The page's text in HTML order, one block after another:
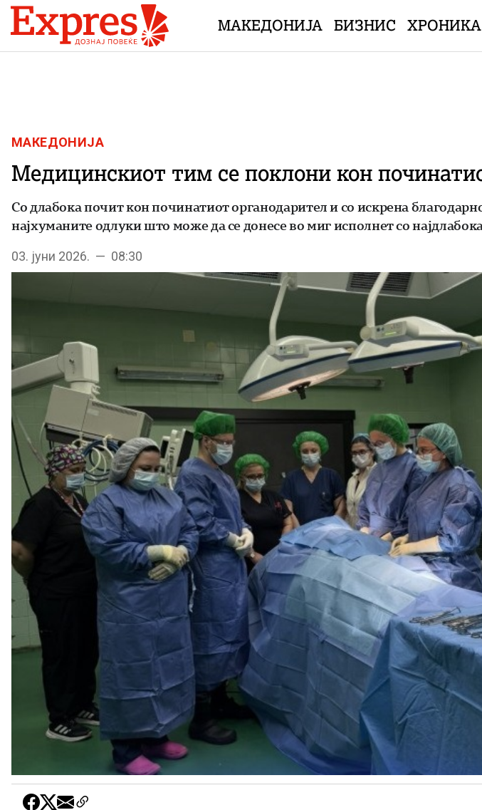
Skip to content
МАКЕДОНИЈА БИЗНИС ХРОНИКА
МАКЕДОНИЈА
Медицинскиот тим се поклони кон
Со длабока почит кон починатиот органодарител и со искрена
најхуманите одлуки што може да се донесе во миг исполнет со
03. јуни 2026. — 08:30